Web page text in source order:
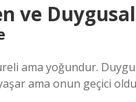
ve
ama yoğundur.
ama onun geçici